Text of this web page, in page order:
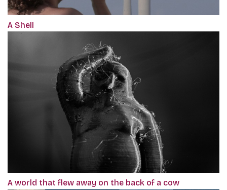
A Shell
A world that flew away on the back of a cow